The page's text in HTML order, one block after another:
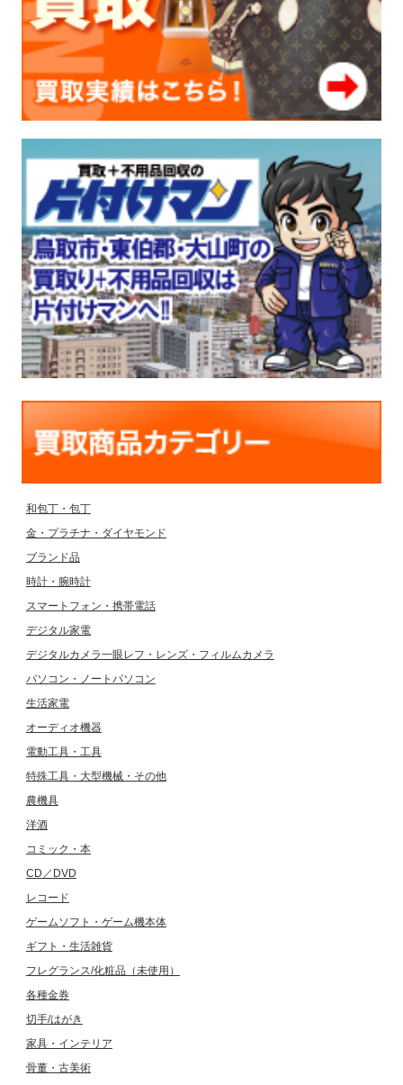
和包丁・包丁
金・プラチナ・ダイヤモンド
ブランド品
時計・腕時計
スマートフォン・携帯電話
デジタル家電
デジタルカメラ一眼レフ・レンズ・フィルムカメラ
パソコン・ノートパソコン
生活家電
オーディオ機器
電動工具・工具
特殊工具・大型機械・その他
農機具
洋酒
コミック・本
CD／DVD
レコード
ゲームソフト・ゲーム機本体
ギフト・生活雑貨
フレグランス/化粧品（未使用）
各種金券
切手/はがき
家具・インテリア
骨董・古美術